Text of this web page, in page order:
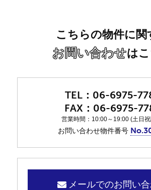
こちらの物件に関
お問い合わせは
06-6975-
06-6975-
営業時間：10:00～19:00 (土日
お問い合わせ物件番号
メールでのお問い